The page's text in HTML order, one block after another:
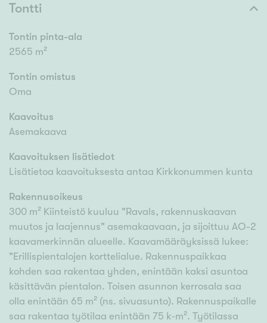
Tontti
Tontin pinta-ala
2565 m²
Tontin omistus
Oma
Kaavoitus
Asemakaava
Kaavoituksen lisätiedot
Lisätietoa kaavoituksesta antaa Kirkkonummen kunta
Rakennusoikeus
300 m² Kiinteistö kuuluu "Ravals, rakennuskaavan
muutos ja laajennus" asemakaavaan, ja sijoittuu AO-2
kaavamerkinnän alueelle. Kaavamääräyksissä lukee:
"Erillispientalojen korttelialue. Rakennuspaikkaa
kohden saa rakentaa yhden, enintään kaksi asuntoa
käsittävän pientalon. Toisen asunnon kerrosala saa
olla enintään 65 m² (ns. sivuasunto). Rakennuspaikalle
saa rakentaa työtilaa enintään 75 k‑m². Työtilassa